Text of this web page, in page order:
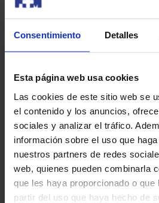
Consentimiento Detalles
Esta página web usa cookies
Las cookies de este sitio web se
el contenido y los anuncios,
sociales y analizar el tráfico.
información sobre el uso que
nuestros partners de redes
web, quienes pueden combinarla
que les haya proporcionado o que
partir del uso que haya hecho de
Nuestros médicos
Consulta y pide cita con los
especialidad
Pedir cita